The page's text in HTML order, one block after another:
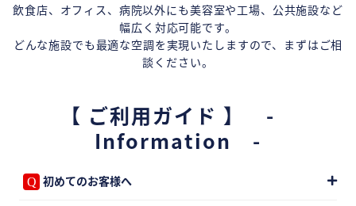
飲食店、オフィス、病院以外にも美容室や工場、公共施設など
幅広く対応可能です。
どんな施設でも最適な空調を実現いたしますので、まずはご相
談ください。
【 ご利用ガイド 】 -
Information -
初めてのお客様へ